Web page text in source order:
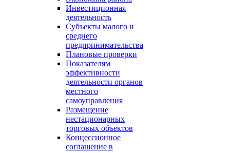
Инвестиционная
деятельность
Субъекты малого и
среднего
предпринимательства
Плановые проверки
Показателям
эффективности
деятельности органов
местного
самоуправления
Размещение
нестационарных
торговых объектов
Концессионное
соглашение в